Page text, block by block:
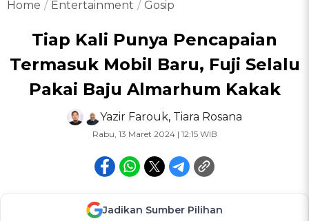
Home Entertainment Gosip
Tiap Kali Punya Pencapaian
Termasuk Mobil Baru, Fuji Selalu
Pakai Baju Almarhum Kakak
Yazir Farouk, Tiara Rosana
Rabu, 13 Maret 2024 | 12:15 WIB
Jadikan Sumber Pilihan